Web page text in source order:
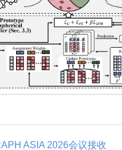
ASIA 2026会议接收